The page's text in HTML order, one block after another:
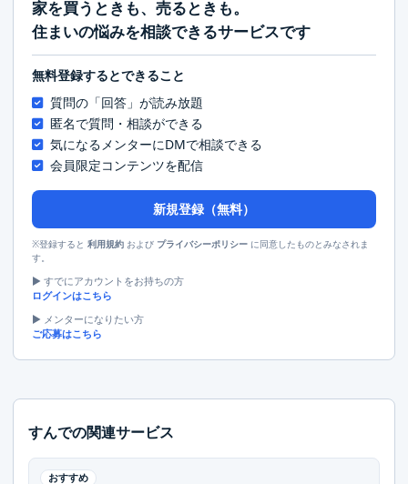
すんでの関連サービス
おすすめ
家を買うときも、売るときも。
住まいの悩みを相談できるサービスです
無料登録するとできること
質問の「回答」が読み放題
匿名で質問・相談ができる
気になるメンターにDMで相談できる
会員限定コンテンツを配信
新規登録（無料）
※登録すると 利用規約 および プライバシーポリシー に同意したものとみなされま
す。
▶︎ すでにアカウントをお持ちの方
ログインはこちら
▶︎ メンターになりたい方
ご応募はこちら